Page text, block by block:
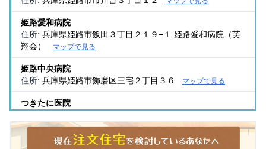
姫路愛和病院
住所: 兵庫県姫路市飯田３丁目２１９−１ 姫路愛和病院（芙
翔会）
マップで見る
姫路中央病院
住所: 兵庫県姫路市飾磨区三宅２丁目３６ マップで見る
つきたに医院
松浦病院